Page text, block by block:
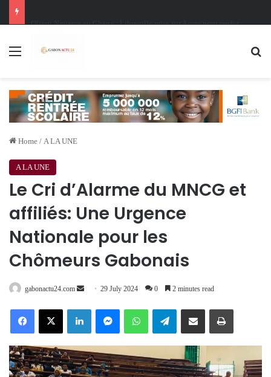
Menu
Home / A LA UNE
A LA UNE
Le Cri d’Alarme du MNCG et
affiliés: Une Urgence
Nationale pour les
Chômeurs Gabonais
gabonactu24.com
Send 29 July 2024 0 2 minutes read
FacebookX LinkedInMessengerWhatsAppTelegramShare via Email Print